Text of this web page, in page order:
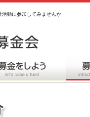
動に参加してみませんか